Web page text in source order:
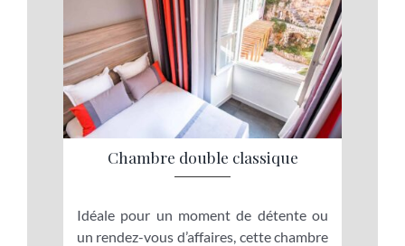
Chambre double classique
Idéale pour un moment de détente ou
un rendez-vous d’affaires, cette chambre